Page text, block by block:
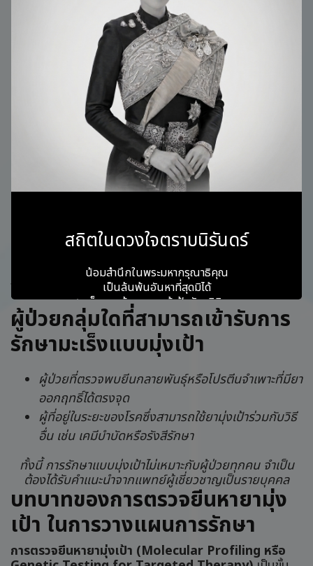
ผลข้างเคียงยามุ่งเป้า มีอะไรบ้าง
แม้ว่าผลข้างเคียงยามุ่งเป้าจะน้อยกว่าเคมีบำบัด แต่ผู้ป่วย
อาจพบอาการข้างเคียงบางอย่างขึ้นอยู่กับชนิดของยาและการ
ตอบสนองของร่างกาย โดยผลข้างเคียงที่พบบ่อย ได้แก่
มีผื่นแดง ผิวแห้ง คันตามร่างกาย
มีอาการท้องเสีย หรืออาจมีอาการท้องผูก คลื่นไส้และ
ความดันโลหิตสูง หรือมีปัญหาเส้นเลือดอุดตัน แผล
อ่อนเพลียง่าย
และเส้นผมเปลี่ยนสี
การติดตามและรายงานอาการต่อแพทย์อย่างสม่ำเสมอเป็น
สิ่งสำคัญ เพื่อให้สามารถปรับแผนการรักษาได้อย่างปลอดภัย
ผู้ป่วยกลุ่มใดที่สามารถเข้ารับการ
รักษามะเร็งแบบมุ่งเป้า
ผู้ป่วยที่ตรวจพบยีนกลายพันธุ์หรือโปรตีนจำเพาะที่มียา
ออกฤทธิ์ได้ตรงจุด
ผู้ที่อยู่ในระยะของโรคซึ่งสามารถใช้ยามุ่งเป้าร่วมกับวิธี
อื่น เช่น เคมีบำบัดหรือรังสีรักษา
ทั้งนี้ การรักษาแบบมุ่งเป้าไม่เหมาะกับผู้ป่วยทุกคน จำเป็น
ต้องได้รับคำแนะนำจากแพทย์ผู้เชี่ยวชาญเป็นรายบุคคล
บทบาทของการตรวจยีนหายามุ่ง
เป้า ในการวางแผนการรักษา
การตรวจยีนหายามุ่งเป้า (Molecular Profiling หรือ
สถิตในดวงใจตราบนิรันดร์
น้อมสำนึกในพระมหากรุณาธิคุณ
เป็นล้นพ้นอันหาที่สุดมิได้
สมเด็จพระเจ้าลูกเธอ เจ้าฟ้าพัชรกิติยาภา
นเรนทิราเทพยวดี
กรมหลวงราชสาริณีสิริพัชร มหาวัชรราชธิดา
ข้าพระพุทธเจ้า คณะผู้บริหารและพนักงาน
บริษัท แบงคอกจีโนมิกส์อินโนเวชั่น จำกัด (มหาชน)